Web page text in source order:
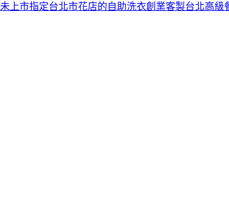
未上市指定台北市花店的自助洗衣創業客製台北高級